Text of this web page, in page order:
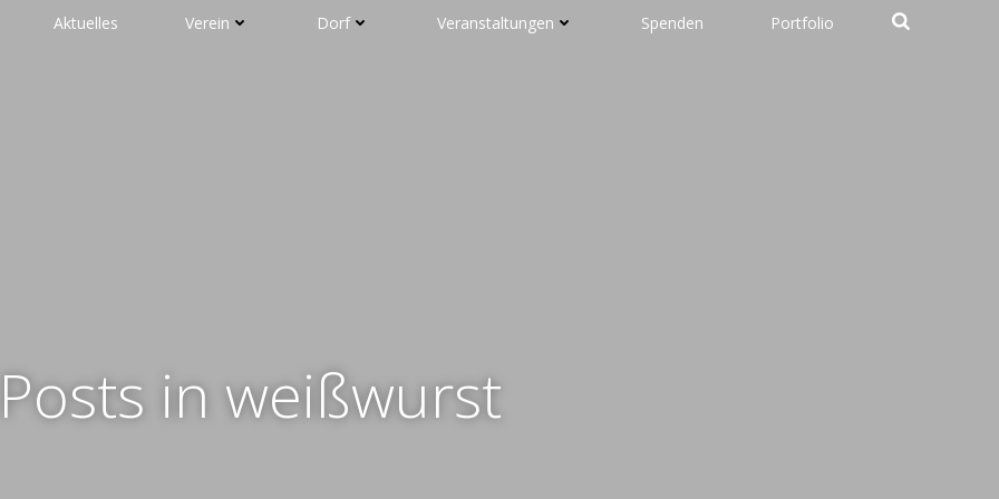
Aktuelles Verein Dorf Veranstaltungen Spenden Portfolio
Posts in weißwurst